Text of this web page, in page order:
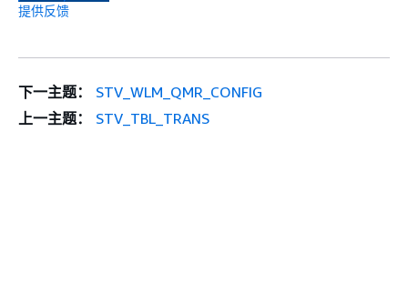
提供反馈
下一主题：
STV_WLM_QMR_CONFIG
上一主题：
STV_TBL_TRANS